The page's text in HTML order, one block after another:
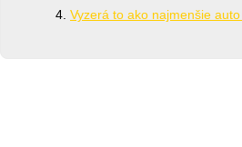
Vyzerá to ako najmenšie